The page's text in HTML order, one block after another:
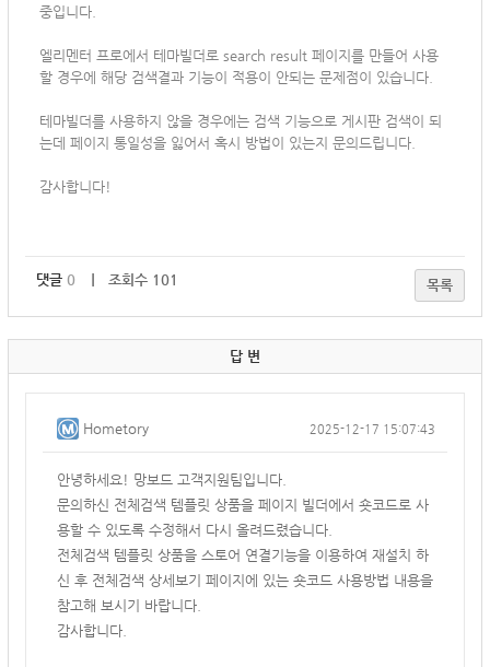
중입니다.
엘리멘터 프로에서 테마빌더로 search result 페이지를 만들어 사용
할 경우에 해당 검색결과 기능이 적용이 안되는 문제점이 있습니다.
테마빌더를 사용하지 않을 경우에는 검색 기능으로 게시판 검색이 되
는데 페이지 통일성을 잃어서 혹시 방법이 있는지 문의드립니다.
감사합니다!
댓글 0 ｜ 조회수 101 목록
답 변
Hometory 2025-12-17 15:07:43
안녕하세요! 망보드 고객지원팀입니다.
문의하신 전체검색 템플릿 상품을 페이지 빌더에서 숏코드로 사
용할 수 있도록 수정해서 다시 올려드렸습니다.
전체검색 템플릿 상품을 스토어 연결기능을 이용하여 재설치 하
신 후 전체검색 상세보기 페이지에 있는 숏코드 사용방법 내용을
참고해 보시기 바랍니다.
감사합니다.